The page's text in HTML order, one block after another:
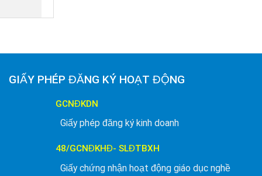
GIẤY PHÉP ĐĂNG KÝ HOẠT ĐỘNG
GCNĐKDN
Giấy phép đăng ký kinh doanh
48/GCNĐKHĐ- SLĐTBXH
Giấy chứng nhận hoạt động giáo dục nghề